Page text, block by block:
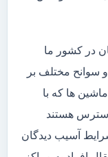
در کشور ما
سوانح مختلف بر
ها که با
سادگی در دسترس هستند
آسیب دیدگان